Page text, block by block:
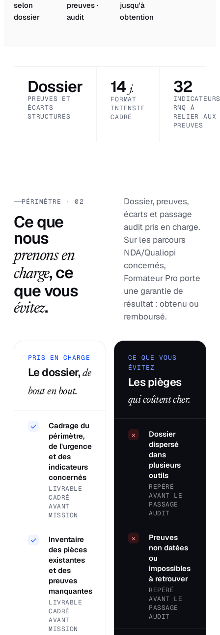
selon
dossier
preuves ·
audit
jusqu'à
obtention
Dossier
PREUVES ET
ÉCARTS
STRUCTURÉS
14 j.
FORMAT
INTENSIF
CADRÉ
32
RNQ À
RELIER AUX
PREUVES
PÉRIMÈTRE · 02
Ce que
nous
prenons en
charge, ce
que vous
évitez.
Dossier, preuves,
écarts et passage
audit pris en charge.
Sur les parcours
NDA/Qualiopi
concernés,
Formateur Pro porte
une garantie de
résultat : obtenu ou
remboursé.
PRIS EN CHARGE
Le dossier,de
bout en bout.
✓
Cadrage du
périmètre,
de l'urgence
et des
indicateurs
concernés
LIVRABLE
CADRÉ
AVANT
MISSION
✓
Inventaire
des pièces
existantes
et des
preuves
manquantes
LIVRABLE
CADRÉ
AVANT
MISSION
CE QUE VOUS
ÉVITEZ
Les pièges
qui coûtent cher.
×
Dossier
dispersé
dans
plusieurs
outils
REPÉRÉ
AVANT LE
PASSAGE
AUDIT
×
Preuves
non datées
ou
impossibles
à retrouver
REPÉRÉ
AVANT LE
PASSAGE
AUDIT